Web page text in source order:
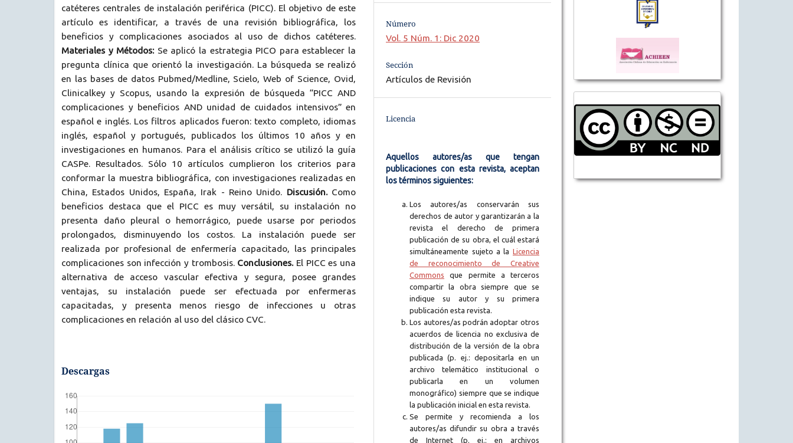
catéteres centrales de instalación periférica (PICC). El objetivo de este
artículo es identificar, a través de una revisión bibliográfica, los
beneficios y complicaciones asociados al uso de dichos catéteres.
Materiales y Métodos: Se aplicó la estrategia PICO para establecer la
pregunta clínica que orientó la investigación. La búsqueda se realizó
en las bases de datos Pubmed/Medline, Scielo, Web of Science, Ovid,
Clinicalkey y Scopus, usando la expresión de búsqueda “PICC AND
complicaciones y beneficios AND unidad de cuidados intensivos” en
español e inglés. Los filtros aplicados fueron: texto completo, idiomas
inglés, español y portugués, publicados los últimos 10 años y en
investigaciones en humanos. Para el análisis crítico se utilizó la guía
CASPe. Resultados. Sólo 10 artículos cumplieron los criterios para
conformar la muestra bibliográfica, con investigaciones realizadas en
China, Estados Unidos, España, Irak - Reino Unido. Discusión.Como
beneficios destaca que el PICC es muy versátil, su instalación no
presenta daño pleural o hemorrágico, puede usarse por periodos
prolongados, disminuyendo los costos. La instalación puede ser
realizada por profesional de enfermería capacitado, las principales
complicaciones son infección y trombosis. Conclusiones. El PICC es una
alternativa de acceso vascular efectiva y segura, posee grandes
ventajas, su instalación puede ser efectuada por enfermeras
capacitadas, y presenta menos riesgo de infecciones u otras
complicaciones en relación al uso del clásico CVC.
Descargas
Número
Vol. 5 Núm. 1: Dic 2020
Sección
Artículos de Revisión
Licencia
Aquellos autores/as que tengan
publicaciones con esta revista, aceptan
los términos siguientes:
Los autores/as conservarán sus
derechos de autor y garantizarán a la
revista el derecho de primera
publicación de su obra, el cuál estará
simultáneamente sujeto a la Licencia
de reconocimiento de Creative
Commons que permite a terceros
compartir la obra siempre que se
indique su autor y su primera
publicación esta revista.
Los autores/as podrán adoptar otros
acuerdos de licencia no exclusiva de
distribución de la versión de la obra
publicada (p. ej.: depositarla en un
archivo telemático institucional o
publicarla en un volumen
monográfico) siempre que se indique
la publicación inicial en esta revista.
Se permite y recomienda a los
autores/as difundir su obra a través
de Internet (p. ej.: en archivos